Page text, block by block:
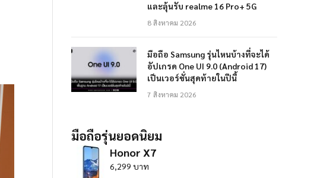
และลุ้นรับ realme 16 Pro+ 5G
8 สิงหาคม 2026
มือถือ Samsung รุ่นไหนบ้างที่จะได้
อัปเกรด One UI 9.0 (Android 17)
เป็นเวอร์ชั่นสุดท้ายในปีนี้
7 สิงหาคม 2026
มือถือรุ่นยอดนิยม
Honor X7
6,299 บาท